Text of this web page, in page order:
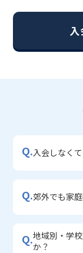
・【志望校別
・宿題サポー
・学習習慣定
入
Q.入会しなく
Q.郊外でも家
Q.地域別・学
か？